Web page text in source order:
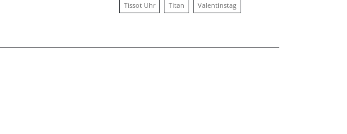
Tissot Uhr Titan Valentinstag